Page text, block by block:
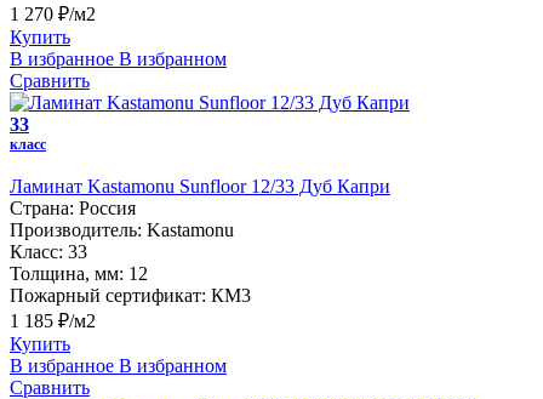
1 270 ₽/м2
Купить
В избранное В избранном
Сравнить
33
класс
Ламинат Kastamonu Sunfloor 12/33 Дуб Капри
Страна: Россия
Производитель: Kastamonu
Класс: 33
Толщина, мм: 12
Пожарный сертификат: КМ3
1 185 ₽/м2
Купить
В избранное В избранном
Сравнить